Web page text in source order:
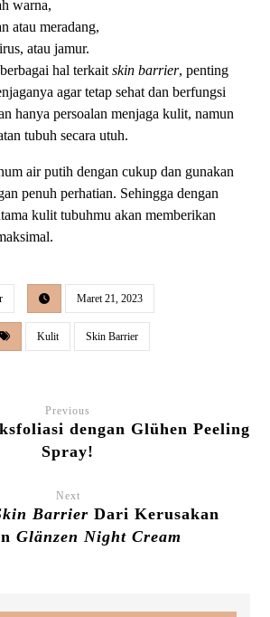
warna,
atau meradang,
atau jamur.
hal terkaitskin barrier, penting
agar tetap sehat dan berfungsi
hanya persoalan menjaga kulit, namun
tubuh secara utuh.
air putih dengan cukup dan gunakan
penuh perhatian. Sehingga dengan
kulit tubuhmu akan memberikan
Maret 21, 2023
Kulit Skin Barrier
Previous
dengan Glühen Peeling
Spray!
Next
Barrier Dari Kerusakan
Glänzen Night Cream